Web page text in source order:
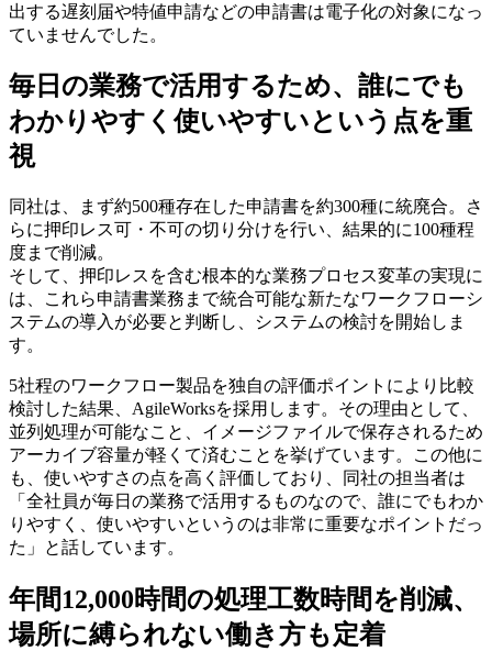
出する遅刻届や特値申請などの申請書は電子化の対象になっ
ていませんでした。
毎日の業務で活用するため、誰にでも
わかりやすく使いやすいという点を重
視
同社は、まず約500種存在した申請書を約300種に統廃合。さ
らに押印レス可・不可の切り分けを行い、結果的に100種程
度まで削減。
そして、押印レスを含む根本的な業務プロセス変革の実現に
は、これら申請書業務まで統合可能な新たなワークフローシ
ステムの導入が必要と判断し、システムの検討を開始しま
す。
5社程のワークフロー製品を独自の評価ポイントにより比較
検討した結果、AgileWorksを採用します。その理由として、
並列処理が可能なこと、イメージファイルで保存されるため
アーカイブ容量が軽くて済むことを挙げています。この他に
も、使いやすさの点を高く評価しており、同社の担当者は
「全社員が毎日の業務で活用するものなので、誰にでもわか
りやすく、使いやすいというのは非常に重要なポイントだっ
た」と話しています。
年間12,000時間の処理工数時間を削減、
場所に縛られない働き方も定着